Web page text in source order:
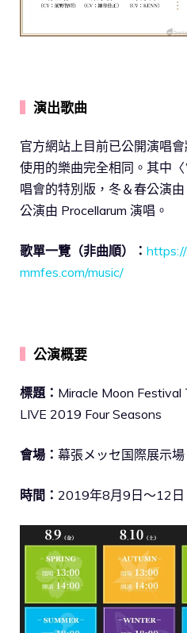
演出歌曲
官方網站上目前已公開演唱
使用的樂曲完全相同。其中
唱會的特別版，冬＆春公演
公演由 Procellarum 演唱。
歌單一覽（非曲順）：
mmfes.com/music/
公演概要
標題： Miracle Moon
LIVE 2019 Four Seasons
會場： 幕張メッセ国際展示
時間： 2019年8月9日～12日